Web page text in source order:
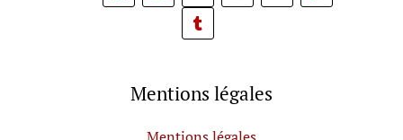
Mentions légales